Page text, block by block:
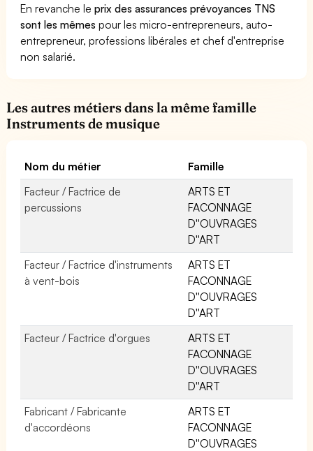
En revanche leprix des assurances prévoyances TNS
sont les mêmes pour les micro-entrepreneurs, auto-
entrepreneur, professions libérales et chef d'entreprise
non salarié.
Les autres métiers dans la même famille
Instruments de musique
Nom du métier
Famille
Facteur / Factrice de
percussions
ARTS ET
FACONNAGE
D''OUVRAGES
D''ART
Facteur / Factrice d'instruments
à vent-bois
ARTS ET
FACONNAGE
D''OUVRAGES
D''ART
Facteur / Factrice d'orgues
ARTS ET
FACONNAGE
D''OUVRAGES
D''ART
Fabricant / Fabricante
d'accordéons
ARTS ET
FACONNAGE
D''OUVRAGES